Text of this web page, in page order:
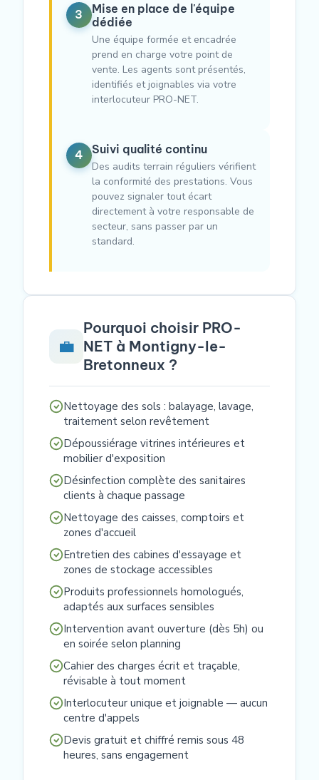
3
Mise en place de l'équipe
dédiée
Une équipe formée et encadrée
prend en charge votre point de
vente. Les agents sont présentés,
identifiés et joignables via votre
interlocuteur PRO-NET.
4 Suivi qualité continu
Des audits terrain réguliers vérifient
la conformité des prestations. Vous
pouvez signaler tout écart
directement à votre responsable de
secteur, sans passer par un
standard.
💼
Pourquoi choisir PRO-
NET à Montigny-le-
Bretonneux ?
Nettoyage des sols : balayage, lavage,
traitement selon revêtement
Dépoussiérage vitrines intérieures et
mobilier d'exposition
Désinfection complète des sanitaires
clients à chaque passage
Nettoyage des caisses, comptoirs et
zones d'accueil
Entretien des cabines d'essayage et
zones de stockage accessibles
Produits professionnels homologués,
adaptés aux surfaces sensibles
Intervention avant ouverture (dès 5h) ou
en soirée selon planning
Cahier des charges écrit et traçable,
révisable à tout moment
Interlocuteur unique et joignable — aucun
centre d'appels
Devis gratuit et chiffré remis sous 48
heures, sans engagement